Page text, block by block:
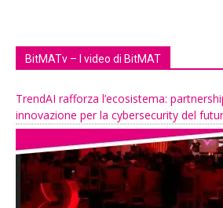
BitMATv – I video di BitMAT
TrendAI rafforza l’ecosistema:
innovazione per la cybersecurity del